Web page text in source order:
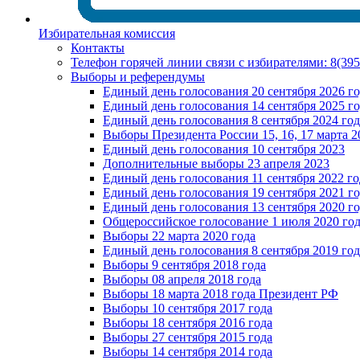
Избирательная комиссия
Контакты
Телефон горячей линии связи с избирателями:
Выборы и референдумы
Единый день голосования 20 сентября 2026
Единый день голосования 14 сентября 2025
Единый день голосования 8 сентября 2024
Выборы Президента России 15, 16, 17 марта
Единый день голосования 10 сентября 2023
Дополнительные выборы 23 апреля 2023
Единый день голосования 11 сентября 2022
Единый день голосования 19 сентября 2021
Единый день голосования 13 сентября 2020
Общероссийское голосование 1 июля 2020
Выборы 22 марта 2020 года
Единый день голосования 8 сентября 2019
Выборы 9 сентября 2018 года
Выборы 08 апреля 2018 года
Выборы 18 марта 2018 года Президент РФ
Выборы 10 сентября 2017 года
Выборы 18 сентября 2016 года
Выборы 27 сентября 2015 года
Выборы 14 сентября 2014 года